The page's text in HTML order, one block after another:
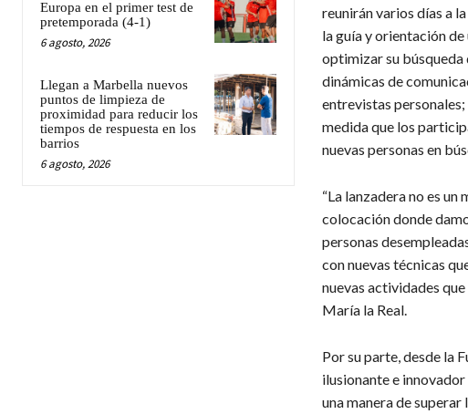
Europa en el primer test de
pretemporada (4-1)
6 agosto, 2026
Llegan a Marbella nuevos
puntos de limpieza de
proximidad para reducir los
tiempos de respuesta en los
barrios
6 agosto, 2026
reunirán varios días a
la guía y orientación
optimizar su
dinámicas de
entrevistas
medida que los
nuevas personas en
“La lanzadera no es
colocación donde
personas
con nuevas técnicas
nuevas actividades
María la Real.
Por su parte, desde la
ilusionante e
una manera de